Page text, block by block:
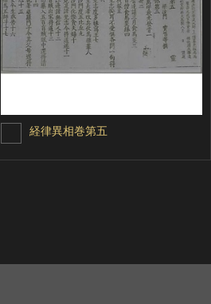
経律異相巻第五